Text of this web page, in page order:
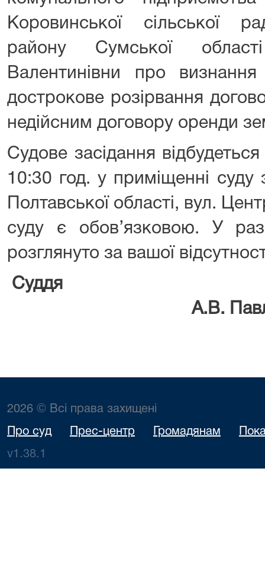
Коровинської сільської
району Сумської
Валентинівни про
дострокове розірвання
недійсним договору оренди
Судове засідання
10:30 год. у приміщенні
Полтавської області, вул.
суду є обов’язковою. У
розглянуто за вашої
А.В.
2026 © Всі права захищені
Про суд Прес-центр Громадянам
v1.38.1